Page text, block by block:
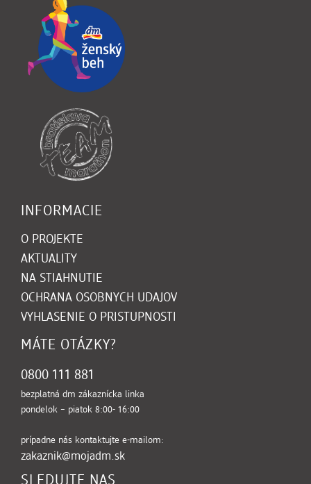
INFORMACIE
O PROJEKTE
AKTUALITY
NA STIAHNUTIE
OCHRANA OSOBNYCH UDAJOV(OTVORI SA V NOVOM
VYHLASENIE O PRISTUPNOSTI
MÁTE OTÁZKY?
0800 111 881
bezplatná dm zákaznícka linka
pondelok – piatok 8:00- 16:00
prípadne nás kontaktujte e-mailom:
zakaznik@mojadm.sk
SLEDUJTE NAS